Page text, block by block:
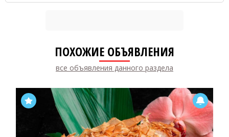
ПОХОЖИЕ ОБЪЯВЛЕНИЯ
все объявления данного раздела